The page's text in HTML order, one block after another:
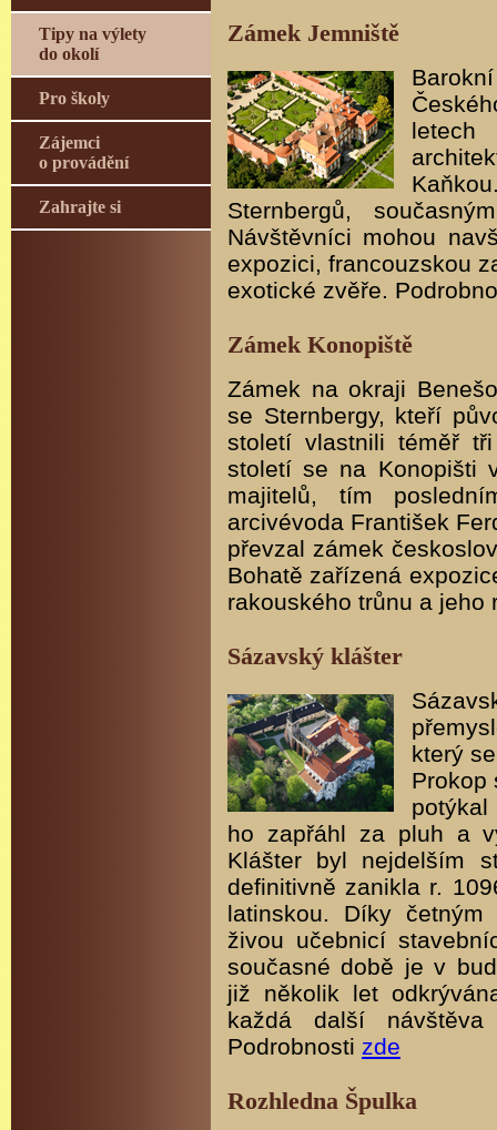
Tipy na výlety
do okolí
Pro školy
Zájemci
o provádění
Zahrajte si
Zámek Jemniště
letech
Sternbergů,
Návštěvníci mohou
expozici, francouzskou
exotické zvěře.
Zámek Konopiště
Zámek na okraji
se Sternbergy, kteří
století vlastnili téměř
století se na Konopišti
majitelů, tím
arcivévoda František
převzal zámek
Bohatě zařízená
rakouského trůnu a
Sázavský klášter
který
Prokop
ho zapřáhl za pluh a
Klášter byl nejdelším
definitivně zanikla r.
latinskou. Díky
živou učebnicí
současné době je v
již několik let
každá další
Podrobnosti zde
Rozhledna Špulka